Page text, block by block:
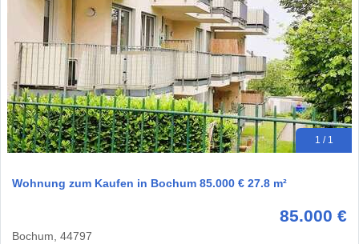
1 / 1
Wohnung zum Kaufen in Bochum 85.000 € 27.8 m²
85.000 €
Bochum, 44797